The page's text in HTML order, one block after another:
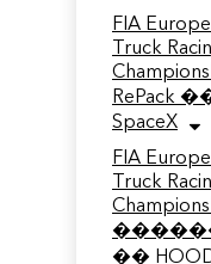
FIA
Truck
RePack
SpaceX
FIA
Truck
��